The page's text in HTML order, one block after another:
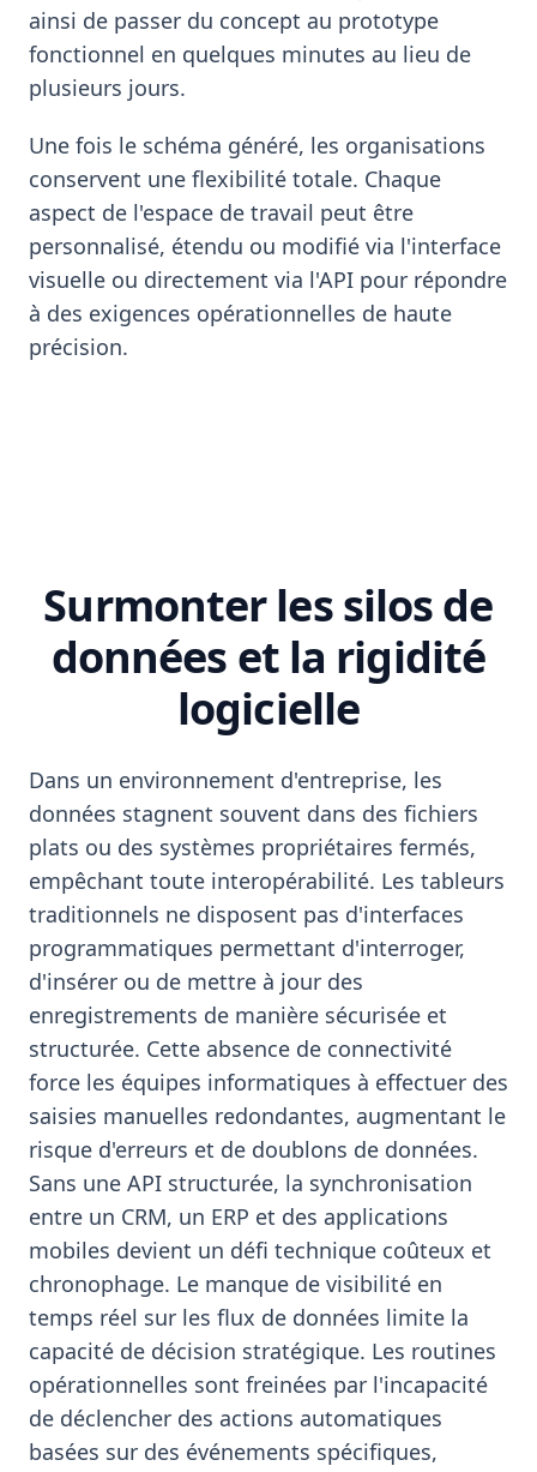
ainsi de passer du concept au prototype
fonctionnel en quelques minutes au lieu de
plusieurs jours.
Une fois le schéma généré, les organisations
conservent une flexibilité totale. Chaque
aspect de l'espace de travail peut être
personnalisé, étendu ou modifié via l'interface
visuelle ou directement via l'API pour répondre
à des exigences opérationnelles de haute
précision.
Surmonter les silos de
données et la rigidité
logicielle
Dans un environnement d'entreprise, les
données stagnent souvent dans des fichiers
plats ou des systèmes propriétaires fermés,
empêchant toute interopérabilité. Les tableurs
traditionnels ne disposent pas d'interfaces
programmatiques permettant d'interroger,
d'insérer ou de mettre à jour des
enregistrements de manière sécurisée et
structurée. Cette absence de connectivité
force les équipes informatiques à effectuer des
saisies manuelles redondantes, augmentant le
risque d'erreurs et de doublons de données.
Sans une API structurée, la synchronisation
entre un CRM, un ERP et des applications
mobiles devient un défi technique coûteux et
chronophage. Le manque de visibilité en
temps réel sur les flux de données limite la
capacité de décision stratégique. Les routines
opérationnelles sont freinées par l'incapacité
de déclencher des actions automatiques
basées sur des événements spécifiques,